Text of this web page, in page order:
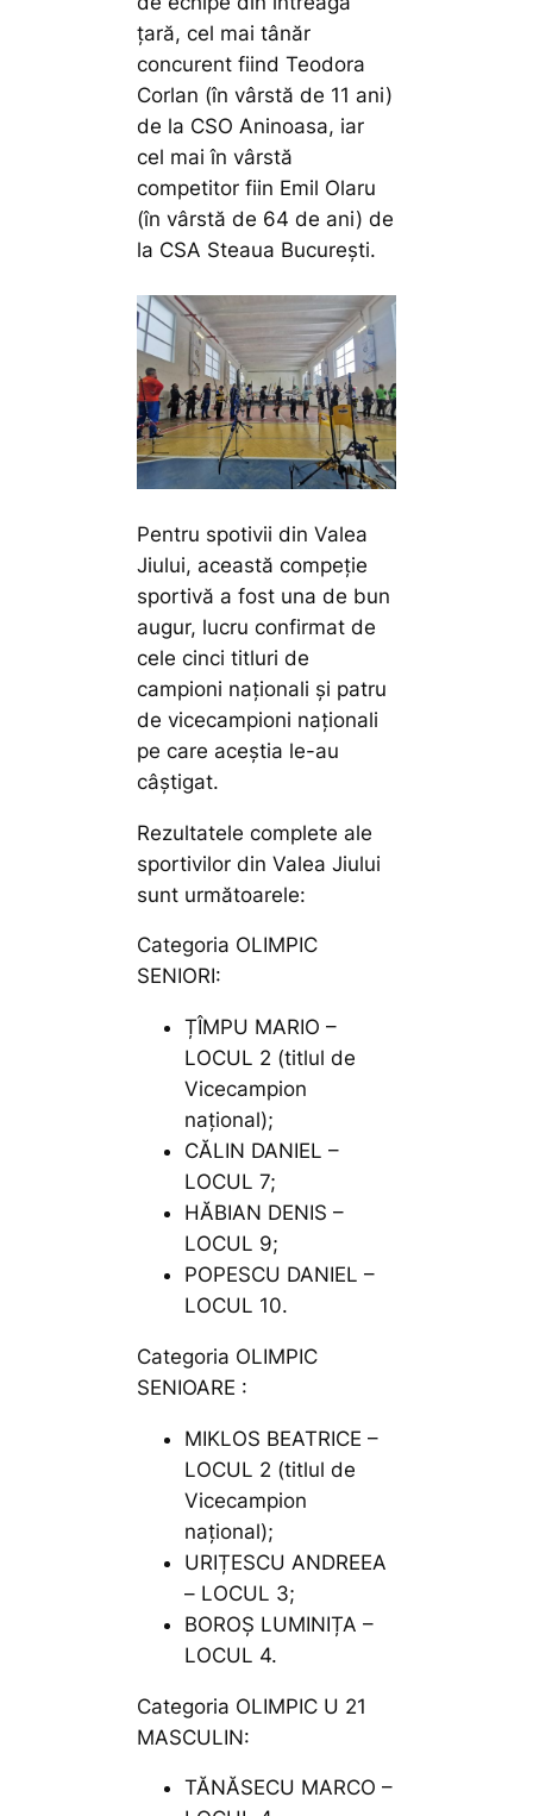
țară, cel mai tânăr
concurent fiind Teodora
Corlan (în vârstă de 11 ani)
de la CSO Aninoasa, iar
cel mai în vârstă
competitor fiin Emil Olaru
(în vârstă de 64 de ani) de
la CSA Steaua București.
Pentru spotivii din Valea
Jiului, această compeție
sportivă a fost una de bun
augur, lucru confirmat de
cele cinci titluri de
campioni naționali și patru
de vicecampioni naționali
pe care aceștia le-au
câștigat.
Rezultatele complete ale
sportivilor din Valea Jiului
sunt următoarele:
Categoria OLIMPIC
SENIORI:
ȚÎMPU MARIO –
LOCUL 2 (titlul de
Vicecampion
național);
CĂLIN DANIEL –
LOCUL 7;
HĂBIAN DENIS –
LOCUL 9;
POPESCU DANIEL –
LOCUL 10.
Categoria OLIMPIC
SENIOARE :
MIKLOS BEATRICE –
LOCUL 2 (titlul de
Vicecampion
național);
URIȚESCU ANDREEA
– LOCUL 3;
BOROȘ LUMINIȚA –
LOCUL 4.
Categoria OLIMPIC U 21
MASCULIN:
TĂNĂSECU MARCO –